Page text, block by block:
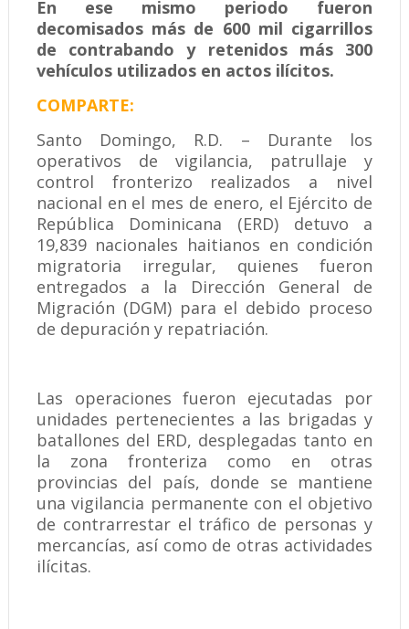
En ese mismo periodo fueron
decomisados más de 600 mil cigarrillos
de contrabando y retenidos más 300
vehículos utilizados en actos ilícitos.
COMPARTE:
Santo Domingo, R.D. – Durante los
operativos de vigilancia, patrullaje y
control fronterizo realizados a nivel
nacional en el mes de enero, el Ejército de
República Dominicana (ERD) detuvo a
19,839 nacionales haitianos en condición
migratoria irregular, quienes fueron
entregados a la Dirección General de
Migración (DGM) para el debido proceso
de depuración y repatriación.
Las operaciones fueron ejecutadas por
unidades pertenecientes a las brigadas y
batallones del ERD, desplegadas tanto en
la zona fronteriza como en otras
provincias del país, donde se mantiene
una vigilancia permanente con el objetivo
de contrarrestar el tráfico de personas y
mercancías, así como de otras actividades
ilícitas.